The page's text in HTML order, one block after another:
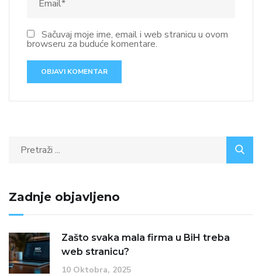
Sačuvaj moje ime, email i web stranicu u ovom
browseru za buduće komentare.
Zadnje objavljeno
Zašto svaka mala firma u BiH treba
web stranicu?
10 Oktobra, 2025